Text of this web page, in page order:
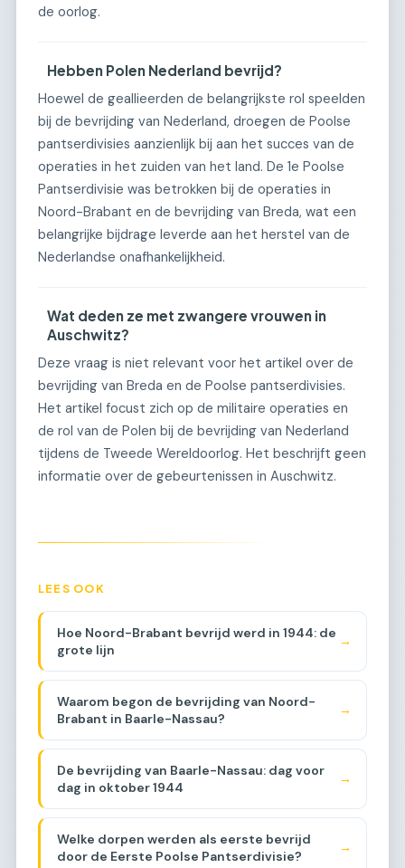
de oorlog.
Hebben Polen Nederland bevrijd?
Hoewel de geallieerden de belangrijkste rol speelden
bij de bevrijding van Nederland, droegen de Poolse
pantserdivisies aanzienlijk bij aan het succes van de
operaties in het zuiden van het land. De 1e Poolse
Pantserdivisie was betrokken bij de operaties in
Noord-Brabant en de bevrijding van Breda, wat een
belangrijke bijdrage leverde aan het herstel van de
Nederlandse onafhankelijkheid.
Wat deden ze met zwangere vrouwen in
Auschwitz?
Deze vraag is niet relevant voor het artikel over de
bevrijding van Breda en de Poolse pantserdivisies.
Het artikel focust zich op de militaire operaties en
de rol van de Polen bij de bevrijding van Nederland
tijdens de Tweede Wereldoorlog. Het beschrijft geen
informatie over de gebeurtenissen in Auschwitz.
LEES OOK
Hoe Noord-Brabant bevrijd werd in 1944: de
grote lijn
→
Waarom begon de bevrijding van Noord-
Brabant in Baarle-Nassau?
→
De bevrijding van Baarle-Nassau: dag voor
dag in oktober 1944
→
Welke dorpen werden als eerste bevrijd
door de Eerste Poolse Pantserdivisie?
→